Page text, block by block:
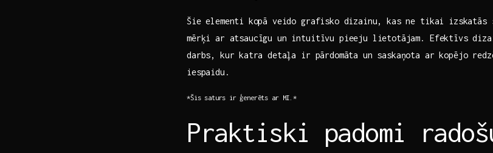
Šie elementi⁣ kopā ​veido grafisko dizainu, kas ne tikai
mērķi ar atsaucīgu un ‍intuitīvu pieeju lietotājam. Efektīvs
darbs, kur⁤ katra detaļa ir pārdomāta un saskaņota ar kopējo
iespaidu.
*Šis saturs⁣ ir ģenerēts ar MI.*
Praktiski padomi